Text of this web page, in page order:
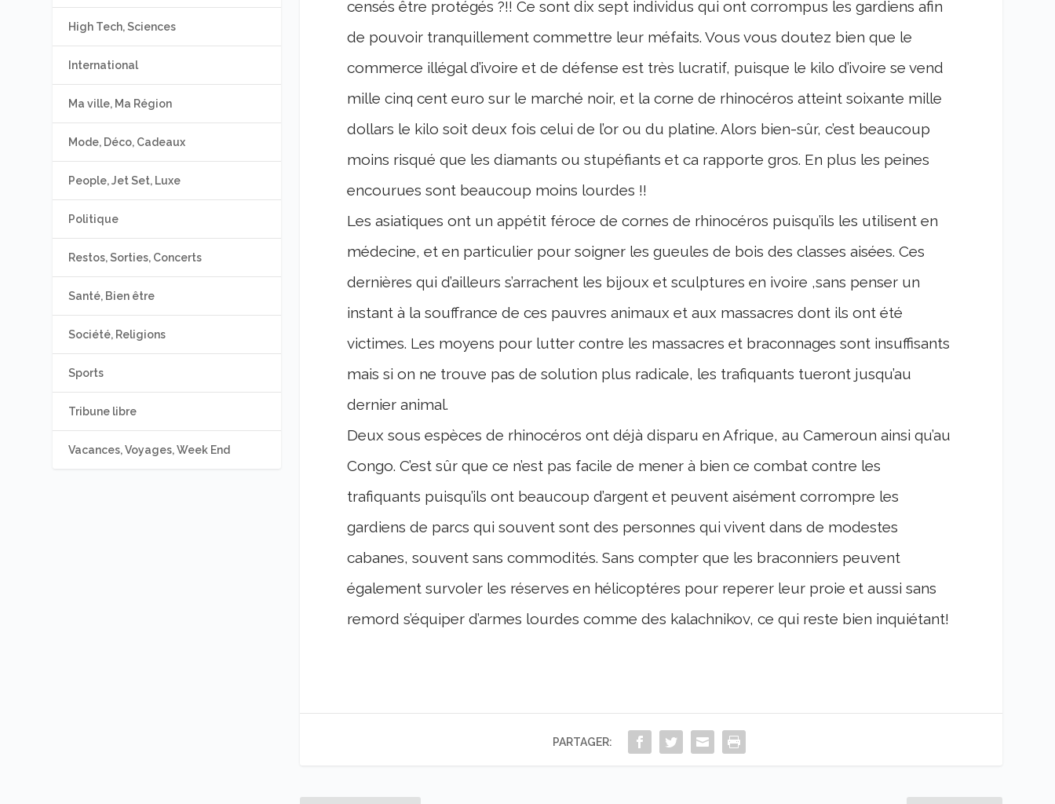
censés être protégés ?!! Ce sont dix sept individus qui ont corrompus les gardiens afin
de pouvoir tranquillement commettre leur méfaits. Vous vous doutez bien que le
commerce illégal d’ivoire et de défense est très lucratif, puisque le kilo d’ivoire se vend
mille cinq cent euro sur le marché noir, et la corne de rhinocéros atteint soixante mille
dollars le kilo soit deux fois celui de l’or ou du platine. Alors bien-sûr, c’est beaucoup
moins risqué que les diamants ou stupéfiants et ca rapporte gros. En plus les peines
encourues sont beaucoup moins lourdes !!
Les asiatiques ont un appétit féroce de cornes de rhinocéros puisqu’ils les utilisent en
médecine, et en particulier pour soigner les gueules de bois des classes aisées. Ces
dernières qui d’ailleurs s’arrachent les bijoux et sculptures en ivoire ,sans penser un
instant à la souffrance de ces pauvres animaux et aux massacres dont ils ont été
victimes. Les moyens pour lutter contre les massacres et braconnages sont insuffisants
mais si on ne trouve pas de solution plus radicale, les trafiquants tueront jusqu’au
dernier animal.
Deux sous espèces de rhinocéros ont déjà disparu en Afrique, au Cameroun ainsi qu’au
Congo. C’est sûr que ce n’est pas facile de mener à bien ce combat contre les
trafiquants puisqu’ils ont beaucoup d’argent et peuvent aisément corrompre les
gardiens de parcs qui souvent sont des personnes qui vivent dans de modestes
cabanes, souvent sans commodités. Sans compter que les braconniers peuvent
également survoler les réserves en hélicoptéres pour reperer leur proie et aussi sans
remord s’équiper d’armes lourdes comme des kalachnikov, ce qui reste bien inquiétant!
PARTAGER:
High Tech, Sciences
International
Ma ville, Ma Région
Mode, Déco, Cadeaux
People, Jet Set, Luxe
Politique
Restos, Sorties, Concerts
Santé, Bien être
Société, Religions
Sports
Tribune libre
Vacances, Voyages, Week End